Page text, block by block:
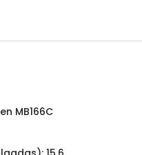
MB166C